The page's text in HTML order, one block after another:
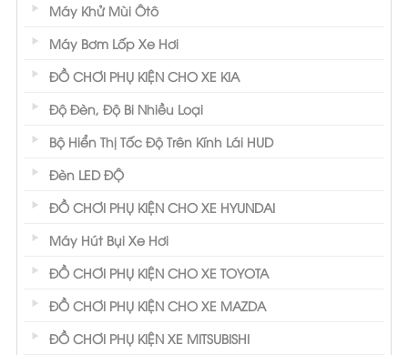
Máy Khử Mùi Ôtô
Máy Bơm Lốp Xe Hơi
ĐỒ CHƠI PHỤ KIỆN CHO XE KIA
Độ Đèn, Độ Bi Nhiều Loại
Bộ Hiển Thị Tốc Độ Trên Kính Lái HUD
Đèn LED ĐỘ
ĐỒ CHƠI PHỤ KIỆN CHO XE HYUNDAI
Máy Hút Bụi Xe Hơi
ĐỒ CHƠI PHỤ KIỆN CHO XE TOYOTA
ĐỒ CHƠI PHỤ KIỆN CHO XE MAZDA
ĐỒ CHƠI PHỤ KIỆN XE MITSUBISHI